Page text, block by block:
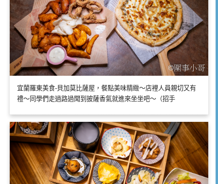
宜蘭羅東美食-貝加莫比薩屋，餐點美味精緻～店裡人員親切又有
禮～同學們走過路過聞到披薩香氣就進來坐坐吧～（招手